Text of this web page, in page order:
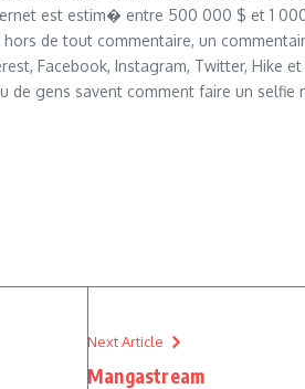
est estim� entre 500 000 $ et 1
de tout commentaire, un
Facebook, Instagram, Twitter,
de gens savent comment faire un
Next Article
Mangastream